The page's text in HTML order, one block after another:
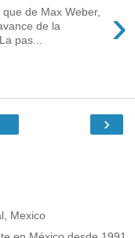
›
de Max Weber,
de la
pas...
›
Mexico